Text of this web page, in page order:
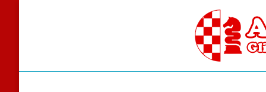
Gli scacchi nel